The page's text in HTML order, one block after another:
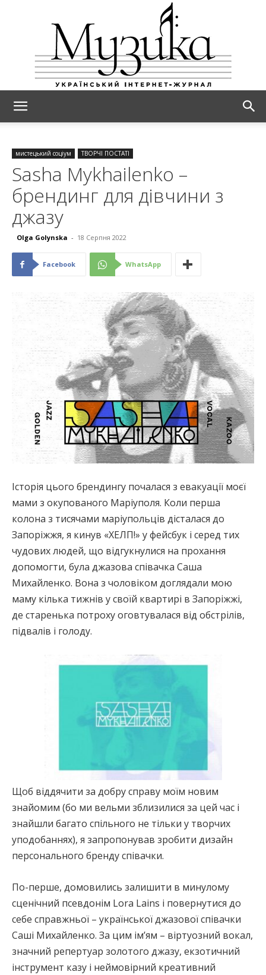
мистецький соціум ТВОРЧІ ПОСТАТІ
Sasha Mykhailenko –
брендинг для дівчини з
джазу
Olga Golynska - 18 Серпня 2022
Facebook WhatsApp
Історія цього брендингу почалася з евакуації моєї
мами з окупованого Маріуполя. Коли перша
колона з тисячами маріупольців дісталася до
Запоріжжя, я кинув «ХЕЛП!» у фейсбук і серед тих
чудових людей, що відгукнулися на прохання
допомогти, була джазова співачка Саша
Михайленко. Вона з чоловіком доглядали мою
маму кілька тижнів у своїй квартирі в Запоріжжі,
де старенька потроху оговтувалася від обстрілів,
підвалів і голоду.
Щоб віддячити за добру справу моїм новим
знайомим (бо ми вельми зблизилися за цей час і
знайшли багато спільного не тільки у творчих
уподобаннях), я запропонував зробити дизайн
персонального бренду співачки.
По-перше, домовились залишити в минулому
сценічний псевдонім Lora Lains і повернутися до
себе справжньої – української джазової співачки
Саші Михайленко. За цим ім’ям – віртуозний вокал,
значний репертуар золотого джазу, екзотичний
інструмент казу і неймовірний креативний